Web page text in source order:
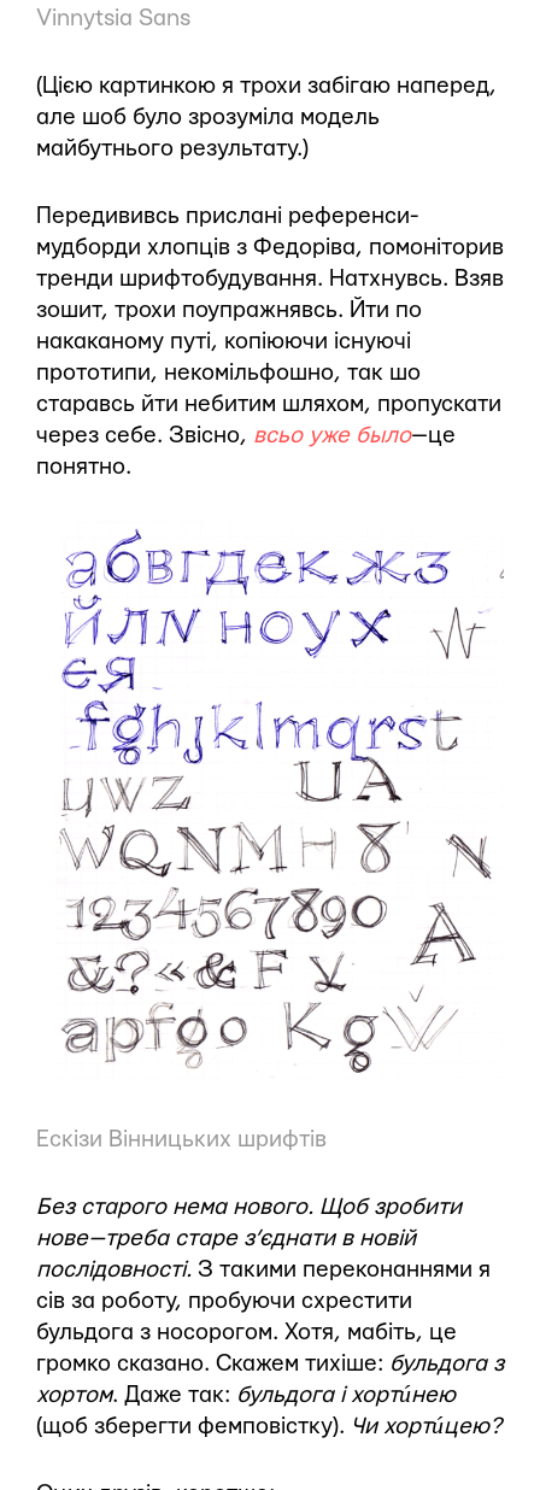
Vinnytsia Sans
(Цією картинкою я трохи забігаю наперед,
але шоб було зрозуміла модель
майбутнього результату.)
Передививсь прислані референси-
мудборди хлопців з Федоріва, помоніторив
тренди шрифтобудування. Натхнувсь. Взяв
зошит, трохи поупражнявсь. Йти по
накаканому путі, копіюючи існуючі
прототипи, некомільфошно, так шо
старавсь йти небитим шляхом, пропускати
через себе. Звісно, всьо уже было— це
понятно.
Ескізи Вінницьких шрифтів
Без старого нема нового. Щоб зробити
нове — треба старе з’єднати в новій
послідовності. З такими переконаннями я
сів за роботу, пробуючи схрестити
бульдога з носорогом. Хотя, мабіть, це
громко сказано. Скажем тихіше: бульдога з
хортом. Даже так: бульдога і хортúнею
(щоб зберегти фемповістку). Чи хортúцею?